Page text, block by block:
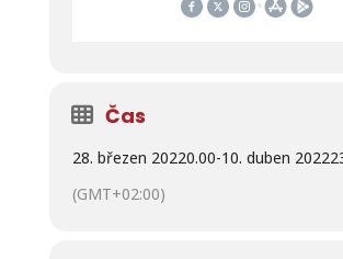
Čas
28. březen 20220.00-10. duben 2022
(GMT+02:00)